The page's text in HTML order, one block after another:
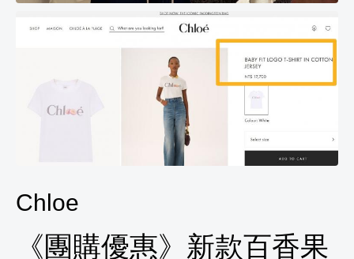
Chloe
《團購優惠》新款百香果